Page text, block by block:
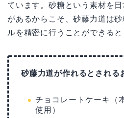
ています。砂糖という素材を
があるからこそ、砂藤力道は
ルを精密に行うことができると
砂藤力道が作れるとされる
チョコレートケーキ（
使用）